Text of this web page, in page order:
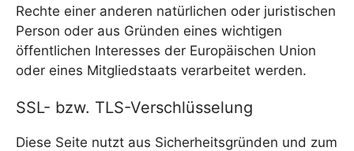
Rechte einer anderen natürlichen oder juristischen
Person oder aus Gründen eines wichtigen
öffentlichen Interesses der Europäischen Union
oder eines Mitgliedstaats verarbeitet werden.
SSL- bzw. TLS-Verschlüsselung
Diese Seite nutzt aus Sicherheitsgründen und zum